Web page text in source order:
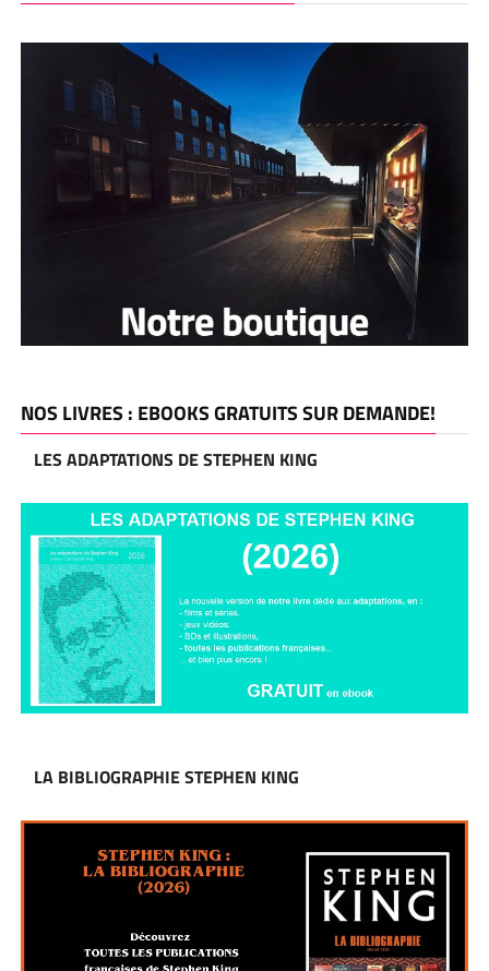
NOS LIVRES : EBOOKS GRATUITS SUR DEMANDE!
LES ADAPTATIONS DE STEPHEN KING
LA BIBLIOGRAPHIE STEPHEN KING